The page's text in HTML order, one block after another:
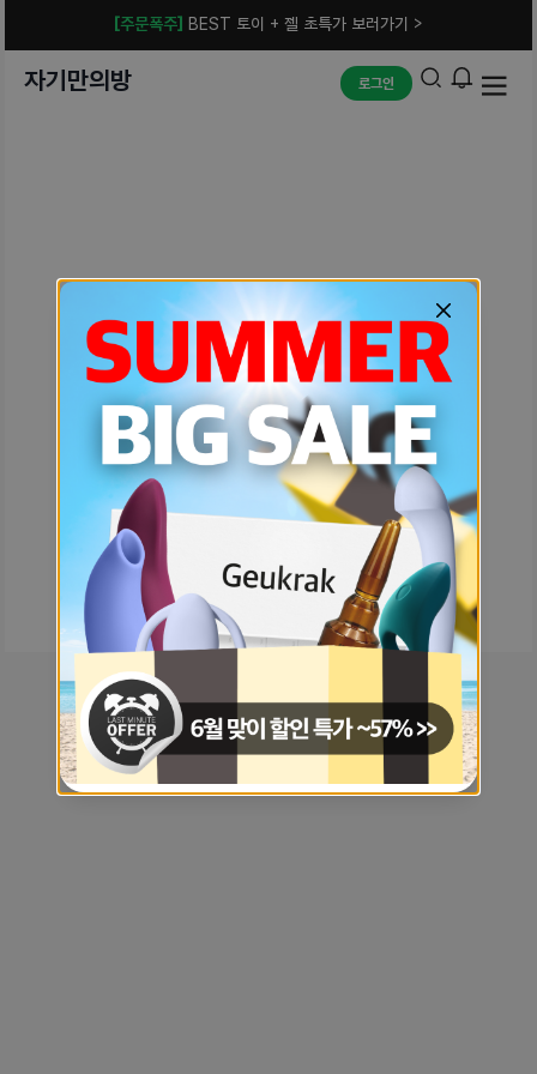
[주문폭주] BEST 토이 + 젤 초특가 보러가기 >
자기만의방 로그인
예상치 못한 에러입니다.